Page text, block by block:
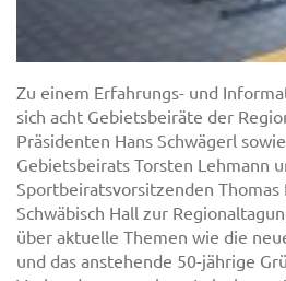
Zu einem Erfahrungs- und
sich acht Gebietsbeiräte der
Präsidenten Hans Schwägerl
Gebietsbeirats Torsten Lehmann
Sportbeiratsvorsitzenden
Schwäbisch Hall zur
über aktuelle Themen wie die
und das anstehende 50-jährige